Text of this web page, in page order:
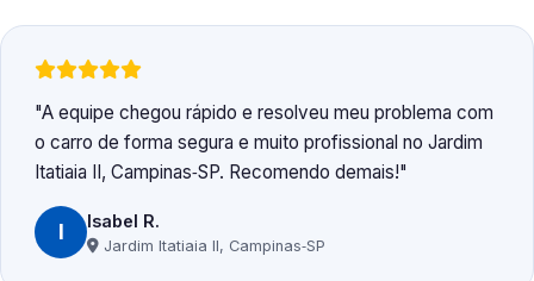
A equipe chegou rápido e resolveu meu problema com
o carro de forma segura e muito profissional no Jardim
Itatiaia II, Campinas‑SP. Recomendo demais!
I Isabel R.
Jardim Itatiaia II, Campinas‑SP